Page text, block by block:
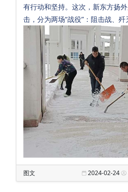
有行动和坚持。这次，新东方扬
击，分为两场“战役”：阻击战、
图文 2024-02-24